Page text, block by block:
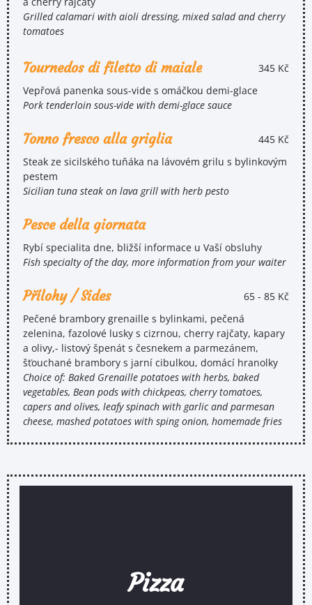
Grilled calamari with aioli dressing, mixed salad and cherry
tomatoes
Tournedos di filetto di maiale
345 Kč
Vepřová panenka sous-vide s omáčkou demi-glace
Pork tenderloin sous-vide with demi-glace sauce
Tonno fresco alla griglia
445 Kč
Steak ze sicilského tuňáka na lávovém grilu s bylinkovým
pestem
Sicilian tuna steak on lava grill with herb pesto
Pesce della giornata
Rybí specialita dne, bližší informace u Vaší obsluhy
Fish specialty of the day, more information from your waiter
Přílohy / Sides
65 - 85 Kč
Pečené brambory grenaille s bylinkami, pečená
zelenina, fazolové lusky s cizrnou, cherry rajčaty, kapary
a olivy,- listový špenát s česnekem a parmezánem,
šťouchané brambory s jarní cibulkou, domácí hranolky
Choice of: Baked Grenaille potatoes with herbs, baked
vegetables, Bean pods with chickpeas, cherry tomatoes,
capers and olives, leafy spinach with garlic and parmesan
cheese, mashed potatoes with sping onion, homemade fries
Pizza